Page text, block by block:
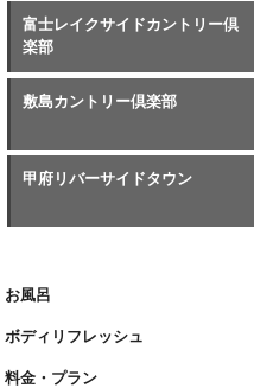
富士レイクサイドカントリー倶
楽部
敷島カントリー倶楽部
甲府リバーサイドタウン
お風呂
ボディリフレッシュ
料金・プラン